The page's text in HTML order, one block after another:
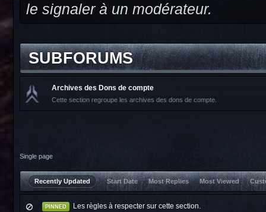
le signaler à un modérateur.
SUBFORUMS
Archives des Dons de compte
Cette section regroupe les archives des dons de compte.
Single page
Recently Updated Start Date Most Replies Most Viewed
PINNED Les règles à respecter sur cette section.